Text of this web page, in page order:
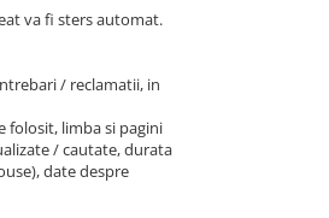
va fi sters automat.
/ reclamatii, in
folosit, limba si pagini
/ cautate, durata
date despre